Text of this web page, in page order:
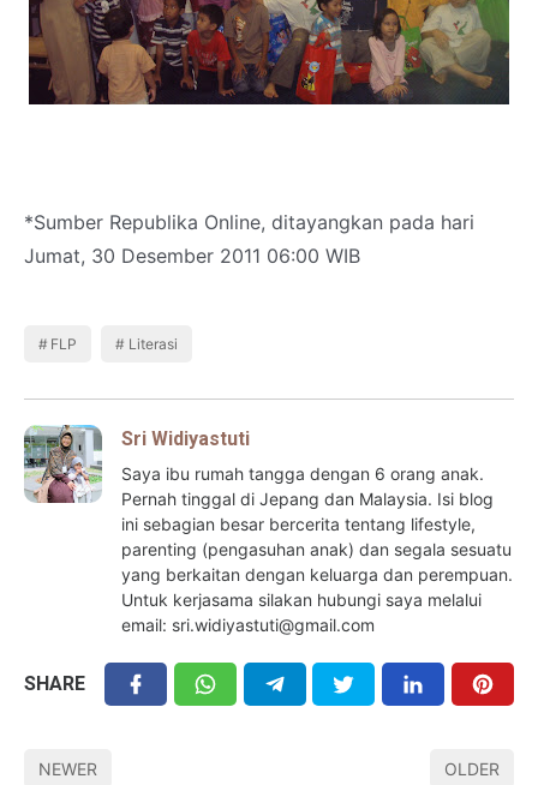
*Sumber Republika Online, ditayangkan pada hari
Jumat, 30 Desember 2011 06:00 WIB
FLP Literasi
Sri Widiyastuti
Saya ibu rumah tangga dengan 6 orang anak.
Pernah tinggal di Jepang dan Malaysia. Isi blog
ini sebagian besar bercerita tentang lifestyle,
parenting (pengasuhan anak) dan segala sesuatu
yang berkaitan dengan keluarga dan perempuan.
Untuk kerjasama silakan hubungi saya melalui
email: sri.widiyastuti@gmail.com
SHARE
NEWER OLDER